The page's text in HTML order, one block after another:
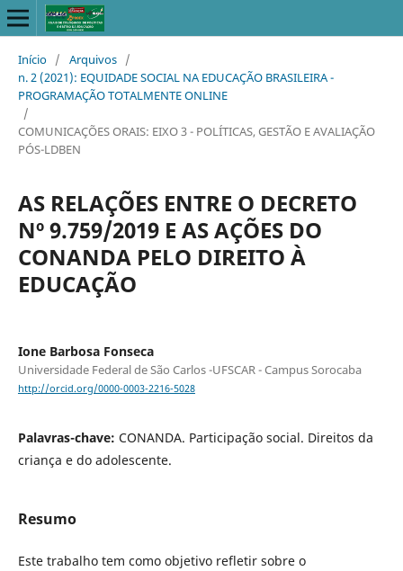
Início / Arquivos /
n. 2 (2021): EQUIDADE SOCIAL NA EDUCAÇÃO BRASILEIRA -
PROGRAMAÇÃO TOTALMENTE ONLINE
/
COMUNICAÇÕES ORAIS: EIXO 3 - POLÍTICAS, GESTÃO E AVALIAÇÃO
PÓS-LDBEN
AS RELAÇÕES ENTRE O DECRETO
Nº 9.759/2019 E AS AÇÕES DO
CONANDA PELO DIREITO À
EDUCAÇÃO
Ione Barbosa Fonseca
Universidade Federal de São Carlos -UFSCAR - Campus Sorocaba
http://orcid.org/0000-0003-2216-5028
Palavras-chave: CONANDA. Participação social. Direitos da
criança e do adolescente.
Resumo
Este trabalho tem como objetivo refletir sobre o